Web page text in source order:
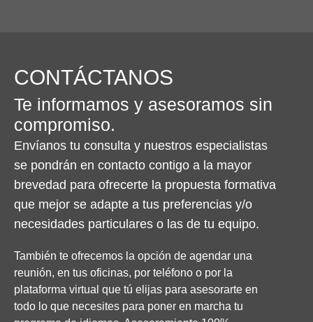
CONTÁCTANOS
Te informamos y asesoramos sin
compromiso.​
Envíanos tu consulta y nuestros especialistas
se pondrán en contacto contigo a la mayor
brevedad para ofrecerte la propuesta formativa
que mejor se adapte a tus preferencias y/o
necesidades particulares o las de tu equipo.
También te ofrecemos la opción de agendar una
reunión, en tus oficinas, por teléfono o por la
plataforma virtual que tú elijas para asesorarte en
todo lo que necesites para poner en marcha tu